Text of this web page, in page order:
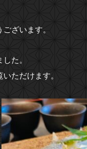
ざいます。
た。
いただけます。